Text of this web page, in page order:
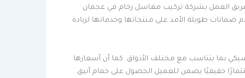
العمل بشركة تركيب مغاسل رخام في عجمان
طويلة الأمد على منتجاتها وخدماتها لزيادة
بما يتناسب مع مختلف الأذواق. كما أن أسعارها
حقيقيًا يضمن للعميل الحصول على حمام أنيق